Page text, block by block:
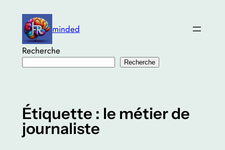
contenu
minded
Recherche
Recherche
Étiquette : le métier de
journaliste